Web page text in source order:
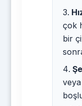
çok
bir